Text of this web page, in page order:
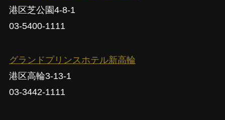
港区芝公園4-8-1
03-5400-1111
グランドプリンスホテル新高輪
港区高輪3-13-1
03-3442-1111